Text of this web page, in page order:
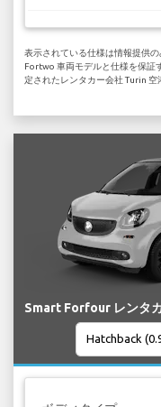
表示されている仕様は情報提供
Fortwo 車両モデルと仕様を保証
定されたレンタカー会社 Turin 空
Smart Forfour レンタ